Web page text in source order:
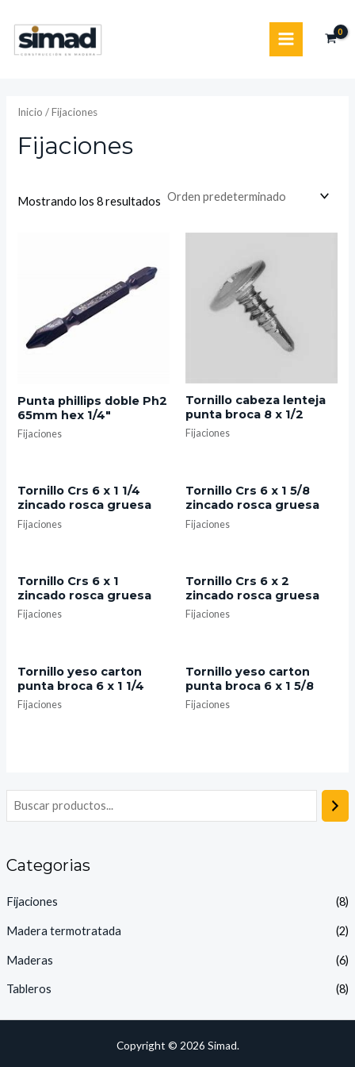
contenido
MENU
Categorias
Fijaciones (8)
Madera termotratada (2)
Maderas (6)
Tableros (8)
Inicio / Fijaciones
Fijaciones
Mostrando los 8 resultados
Punta phillips doble Ph2
65mm hex 1/4″
Fijaciones
Tornillo cabeza lenteja
punta broca 8 x 1/2
Fijaciones
Tornillo Crs 6 x 1 1/4
zincado rosca gruesa
Fijaciones
Tornillo Crs 6 x 1 5/8
zincado rosca gruesa
Fijaciones
Tornillo Crs 6 x 1
zincado rosca gruesa
Fijaciones
Tornillo Crs 6 x 2
zincado rosca gruesa
Fijaciones
Tornillo yeso carton
punta broca 6 x 1 1/4
Fijaciones
Tornillo yeso carton
punta broca 6 x 1 5/8
Fijaciones
Copyright © 2026 Simad.